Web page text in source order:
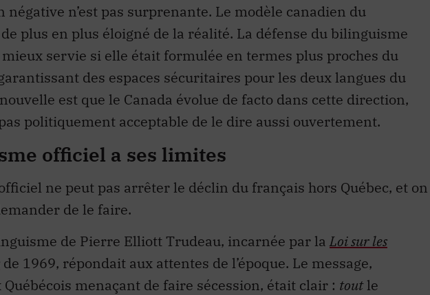
négative n’est pas surprenante. Le modèle canadien du
plus en plus éloigné de la réalité. La défense du bilinguisme
servie si elle était formulée en termes plus proches du
des espaces sécuritaires pour les deux langues du
est que le Canada évolue de facto dans cette direction,
pas politiquement acceptable de le dire aussi ouvertement.
officiel a ses limites
ne peut pas arrêter le déclin du français hors Québec, et on
de le faire.
de Pierre Elliott Trudeau, incarnée par la Loi sur les
de 1969, répondait aux attentes de l’époque. Le message,
menaçant de faire sécession, était clair : toutle